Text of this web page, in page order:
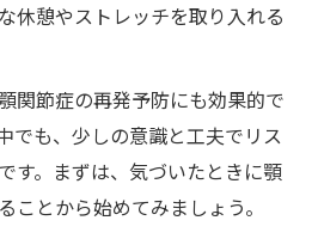
休憩やストレッチを取り入れる
関節症の再発予防にも効果的で
でも、少しの意識と工夫でリス
す。まずは、気づいたときに顎
ことから始めてみましょう。